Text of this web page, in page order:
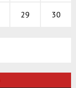
29 30